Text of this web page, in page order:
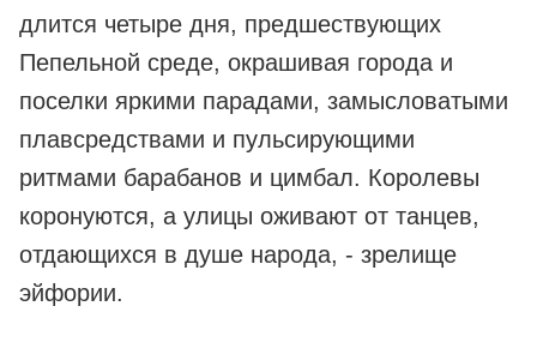
длится четыре дня, предшествующих
Пепельной среде, окрашивая города и
поселки яркими парадами, замысловатыми
плавсредствами и пульсирующими
ритмами барабанов и цимбал. Королевы
коронуются, а улицы оживают от танцев,
отдающихся в душе народа, - зрелище
эйфории.